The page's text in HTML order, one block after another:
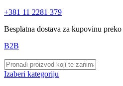
+381 11 2281 379
Besplatna dostava za kupovinu preko
B2B
Izaberi kategoriju